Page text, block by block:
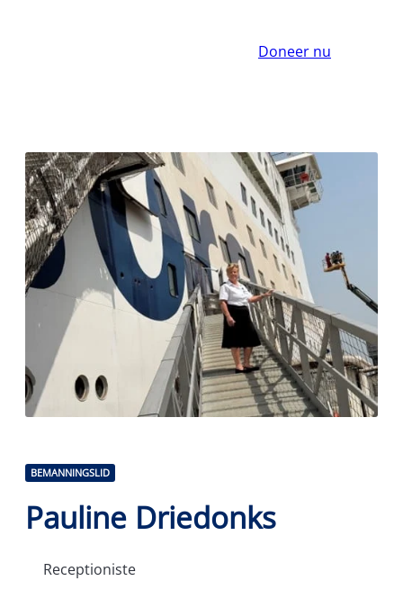
Doneer nu
BEMANNINGSLID
Pauline Driedonks
Receptioniste